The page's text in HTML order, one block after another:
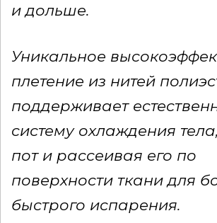
и дольше.
Уникальное
плетение из нитей
поддерживает
систему охлаждения
пот и рассеивая его по
поверхности ткани для
быстрого испарения.